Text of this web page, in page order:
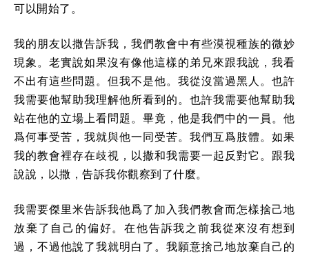
可以開始了。
我的朋友以撒告訴我，我們教會中有些漠視種族的微妙
現象。老實說如果沒有像他這樣的弟兄來跟我說，我看
不出有這些問題。但我不是他。我從沒當過黑人。也許
我需要他幫助我理解他所看到的。也許我需要他幫助我
站在他的立場上看問題。畢竟，他是我們中的一員。他
爲何事受苦，我就與他一同受苦。我們互爲肢體。如果
我的教會裡存在歧視，以撒和我需要一起反對它。跟我
說說，以撒，告訴我你觀察到了什麼。
我需要傑里米告訴我他爲了加入我們教會而怎樣捨己地
放棄了自己的偏好。在他告訴我之前我從來沒有想到
過，不過他說了我就明白了。我願意捨己地放棄自己的